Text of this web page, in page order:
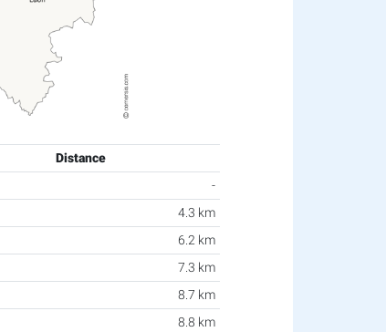
Distance
-
4.3 km
6.2 km
7.3 km
8.7 km
8.8 km